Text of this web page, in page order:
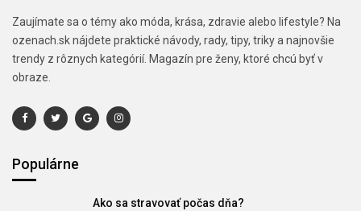
Zaujímate sa o témy ako móda, krása, zdravie alebo lifestyle? Na
ozenach.sk nájdete praktické návody, rady, tipy, triky a najnovšie
trendy z rôznych kategórií. Magazín pre ženy, ktoré chcú byť v
obraze.
Populárne
Ako sa stravovať počas dňa?